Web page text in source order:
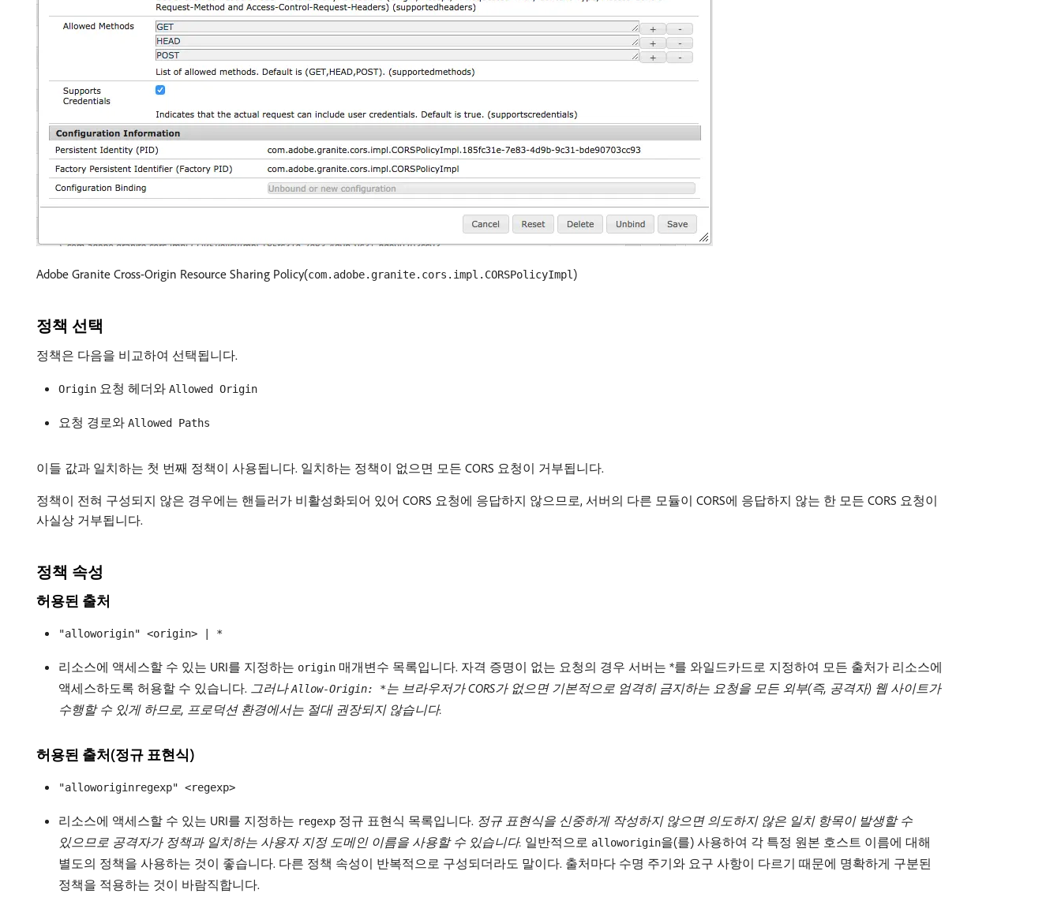
Adobe Granite Cross-Origin Resource Sharing Policy​(com.adobe.granite.cors.impl.CORSPolicyImpl)
정책 선택
정책은 다음을 비교하여 선택됩니다.
Origin 요청 헤더와 Allowed Origin
요청 경로와 Allowed Paths
이들 값과 일치하는 첫 번째 정책이 사용됩니다. 일치하는 정책이 없으면 모든 CORS 요청이 거부됩니다.
정책이 전혀 구성되지 않은 경우에는 핸들러가 비활성화되어 있어 CORS 요청에 응답하지 않으므로, 서버의 다른 모듈이 CORS에 응답하지 않는 한 모든 CORS 요청이
사실상 거부됩니다.
정책 속성
허용된 출처
"alloworigin" <origin> | *
리소스에 액세스할 수 있는 URI를 지정하는 origin 매개변수 목록입니다. 자격 증명이 없는 요청의 경우 서버는 *를 와일드카드로 지정하여 모든 출처가 리소스에
액세스하도록 허용할 수 있습니다. 그러나Allow-Origin: *는 브라우저가 CORS가 없으면 기본적으로 엄격히 금지하는 요청을 모든 외부(즉, 공격자) 웹 사이트가
수행할 수 있게 하므로, 프로덕션 환경에서는 절대 권장되지 않습니다.
허용된 출처(정규 표현식)
"alloworiginregexp" <regexp>
리소스에 액세스할 수 있는 URI를 지정하는 regexp 정규 표현식 목록입니다. 정규 표현식을 신중하게 작성하지 않으면 의도하지 않은 일치 항목이 발생할 수
있으므로 공격자가 정책과 일치하는 사용자 지정 도메인 이름을 사용할 수 있습니다. 일반적으로 alloworigin을(를) 사용하여 각 특정 원본 호스트 이름에 대해
별도의 정책을 사용하는 것이 좋습니다. 다른 정책 속성이 반복적으로 구성되더라도 말이다. 출처마다 수명 주기와 요구 사항이 다르기 때문에 명확하게 구분된
정책을 적용하는 것이 바람직합니다.